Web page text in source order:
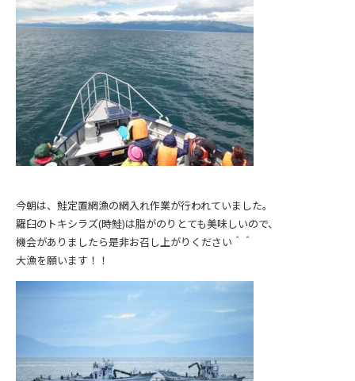
今朝は、鮭定置網漁の網入れ作業が行われていました。
羅臼のトキシラズ(時鮭)は脂がのりとても美味しいので、
機会がありましたら是非お召し上がりください＾＾
大漁を願います！！